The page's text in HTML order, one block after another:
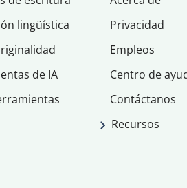
lingüística
de IA
Privacidad
Empleos
Centro de
Contáctanos
Recursos